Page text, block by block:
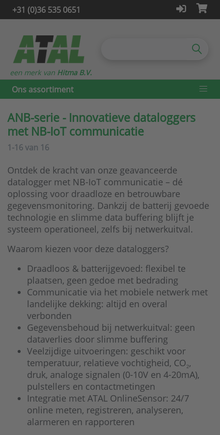
+31 (0)36 535 0651
Ons assortiment
een merk van Hitma B.V.
ANB-serie - Innovatieve dataloggers
met NB-IoT communicatie
1-16van 16
Ontdek de kracht van onze geavanceerde
datalogger met NB-IoT communicatie – dé
oplossing voor draadloze en betrouwbare
gegevensmonitoring. Dankzij de batterij gevoede
technologie en slimme data buffering blijft je
systeem operationeel, zelfs bij netwerkuitval.
Waarom kiezen voor deze dataloggers?
Draadloos & batterijgevoed: flexibel te
plaatsen, geen gedoe met bedrading
Communicatie via het mobiele netwerk met
landelijke dekking: altijd en overal
verbonden
Gegevensbehoud bij netwerkuitval: geen
dataverlies door slimme buffering
Veelzijdige uitvoeringen: geschikt voor
temperatuur, relatieve vochtigheid, CO₂,
druk, analoge signalen (0-10V en 4-20mA),
pulstellers en contactmetingen
Integratie met ATAL OnlineSensor: 24/7
online meten, registreren, analyseren,
alarmeren en rapporteren